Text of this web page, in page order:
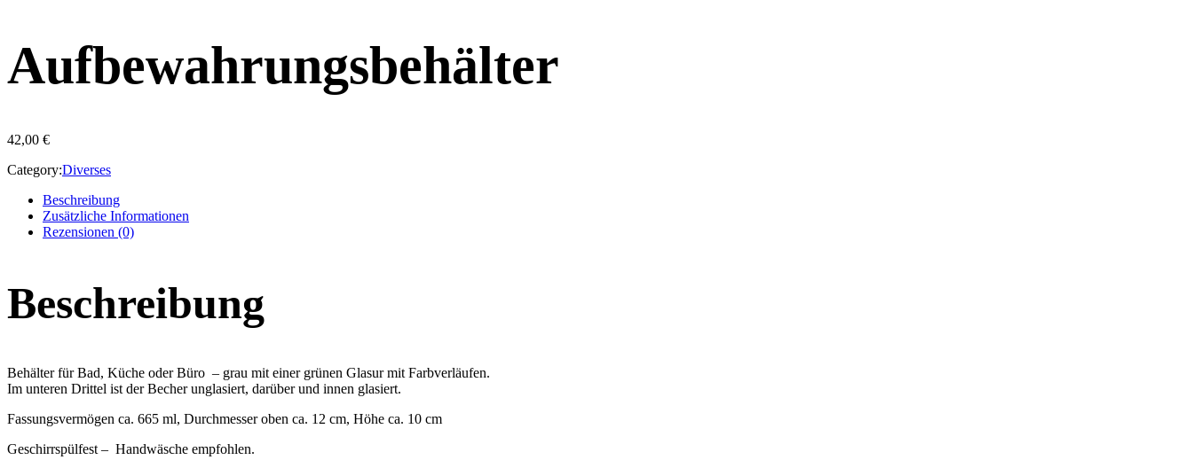
Aufbewahrungsbehälter
42,00 €
Category:Diverses
Beschreibung
Zusätzliche Informationen
Rezensionen (0)
Beschreibung
Behälter für Bad, Küche oder Büro – grau mit einer grünen Glasur mit Farbverläufen.
Im unteren Drittel ist der Becher unglasiert, darüber und innen glasiert.
Fassungsvermögen ca. 665 ml, Durchmesser oben ca. 12 cm, Höhe ca. 10 cm
Geschirrspülfest – Handwäsche empfohlen.